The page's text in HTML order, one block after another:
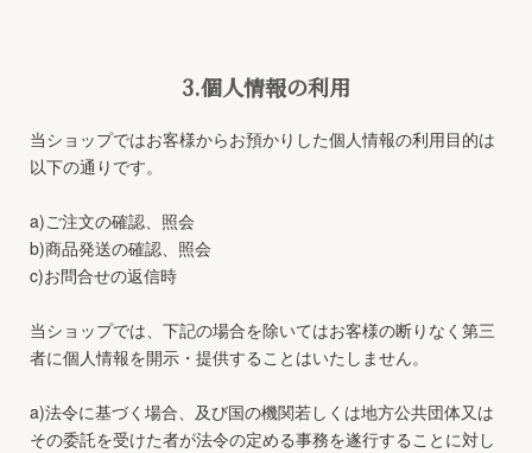
3.個人情報の利用
当ショップではお客様からお預かりした個人情報の利用目的は
以下の通りです。
a)ご注文の確認、照会
b)商品発送の確認、照会
c)お問合せの返信時
当ショップでは、下記の場合を除いてはお客様の断りなく第三
者に個人情報を開示・提供することはいたしません。
a)法令に基づく場合、及び国の機関若しくは地方公共団体又は
その委託を受けた者が法令の定める事務を遂行することに対し